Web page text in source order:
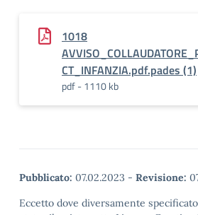
1018
CT_INFANZIA.pdf.pades (1)
pdf - 1110 kb
Pubblicato: 07.02.2023 - Revisione:
Eccetto dove diversamente